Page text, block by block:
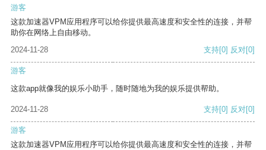
游客
这款加速器VPM应用程序可以给你提供最高速度和安全性的连接，并帮
助你在网络上自由移动。
2024-11-28
支持[0] 反对[0]
游客
这款app就像我的娱乐小助手，随时随地为我的娱乐提供帮助。
2024-11-28 支持[0] 反对[0]
游客
这款加速器VPM应用程序可以给你提供最高速度和安全性的连接，并帮